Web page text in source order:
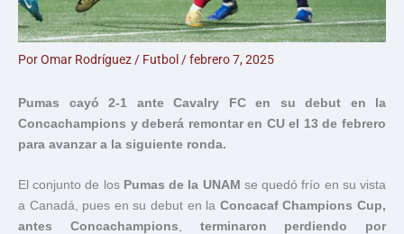
PorOmar Rodríguez / Futbol /febrero 7, 2025
Pumas cayó 2-1 ante Cavalry FC en su debut en la
Concachampions y deberá remontar en CU el 13 de febrero
para avanzar a la siguiente ronda.
El conjunto de los Pumas de la UNAM se quedó frío en su vista
a Canadá, pues en su debut en la Concacaf Champions Cup,
antes Concachampions
terminaron perdiendo por